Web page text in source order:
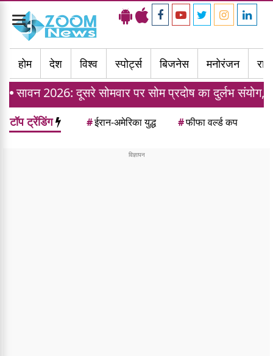
Toggle
navigation
होम
देश विश्व स्पोर्ट्स बिजनेस मनोरंजन
दूसरे सोमवार पर सोम प्रदोष का दुर्लभ संयोग, जानें
टॉप ट्रेंडिंग #ईरान-अमेरिका युद्ध #फीफा वर्ल्ड कप